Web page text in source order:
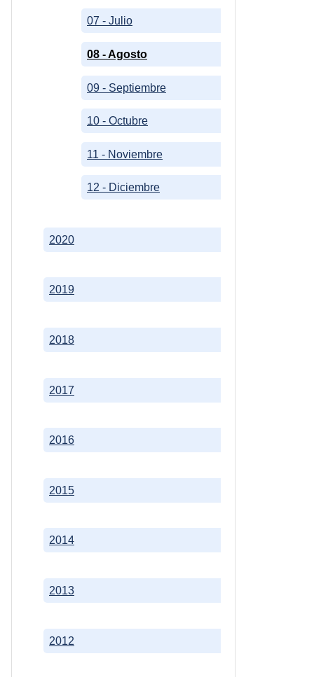
2012
2013
2014
2015
2016
2017
2018
2019
2020
07 - Julio
08 - Agosto
09 - Septiembre
10 - Octubre
11 - Noviembre
12 - Diciembre